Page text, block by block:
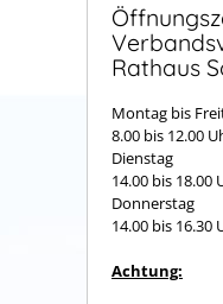
Rathaus
Montag bis
8.00 bis 12.00
14.00 bis 18.00
Donnerstag
14.00 bis 16.30
Achtung: